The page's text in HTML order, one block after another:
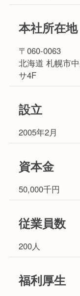
本社所在地
〒060-0063
北海道 札幌市
サ4F
設立
2005年2月
資本金
50,000千円
従業員数
200人
福利厚生